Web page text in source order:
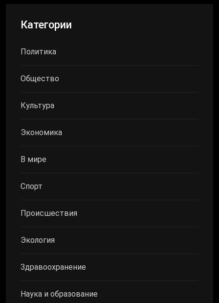
Категории
Политика
Общество
Культура
Экономика
В мире
Спорт
Происшествия
Экология
Здравоохранение
Наука и образование